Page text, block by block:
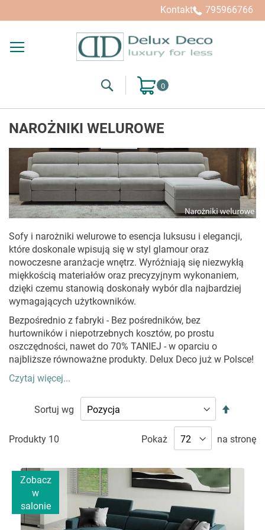
Kontakt 795966766
SearchMój koszyk
NAROŻNIKI WELUROWE
Sofy i narożniki welurowe to esencja luksusu i elegancji,
które doskonale wpisują się w styl glamour oraz
nowoczesne aranżacje wnętrz. Wyróżniają się niezwykłą
miękkością materiałów oraz precyzyjnym wykonaniem,
dzięki czemu stanowią doskonały wybór dla najbardziej
wymagających użytkowników.
Bezpośrednio z fabryki - Bez pośredników, bez
hurtowników i niepotrzebnych kosztów, po prostu
oszczędności, nawet do 70% TANIEJ - w oparciu o
najbliższe równoważne produkty. Delux Deco już w Polsce!
SOFY WELUROWE, A WŚRÓD NICH SOFY
to prawdziwa ikona luksusu i niesamowitej
wygody. Z jednej strony prosta forma, z drugiej —
pieczołowicie dopasowane tkaniny i welurowe materiały
na stworzenie wyjątkowych mebli idealnie oddających
aranżację w stylu glamour. Czyli bogactwo i luksus
wykreowane ze smakiem oraz z dbałością o każdy nawet
najmniejszy szczegół. Jest to najlepsza charakterystyka
dla każdej sofy velvet.
Czytaj więcej...
Sortuj wg
Produkty 10 Pokaż na stronę
Zobacz
w
salonie